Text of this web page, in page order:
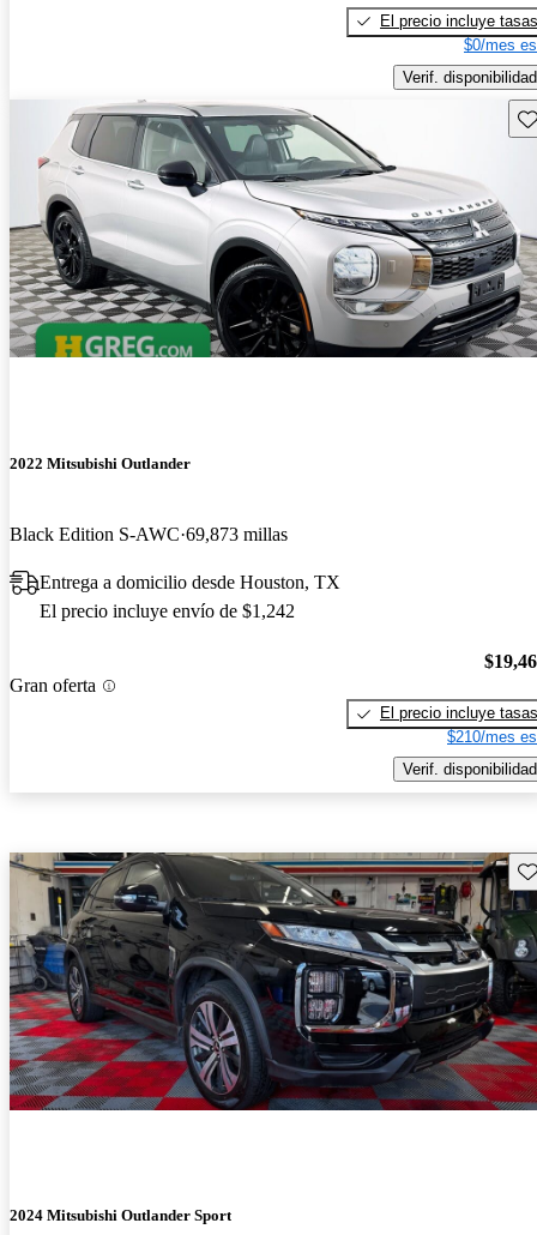
El precio incluye tasas
$0/mes
Verif. disponibilidad
2022 Mitsubishi Outlander
Black Edition S-AWC 69,873 millas
Entrega a domicilio desde Houston, TX
El precio incluye envío de $1,242
Gran oferta
El precio incluye tasas
$210/mes
Verif. disponibilidad
2024 Mitsubishi Outlander Sport